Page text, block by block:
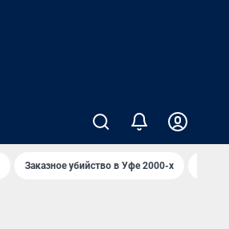
Заказное убийство в Уфе 2000-х